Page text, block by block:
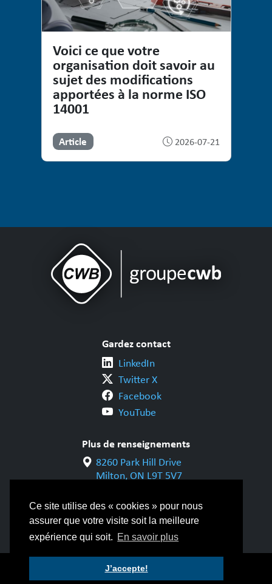
Ce site utilise des « cookies » pour nous
assurer que votre visite soit la meilleure
expérience qui soit. En savoir plus
J’accepte!
Voici ce que votre
organisation doit savoir au
sujet des modifications
apportées à la norme ISO
14001
Article 2026-07-21
Gardez contact
LinkedIn
Twitter X
Facebook
YouTube
Plus de renseignements
8260 Park Hill Drive
Milton, ON L9T 5V7
905-542-1318
info@cwbgroup.org
© Copyright 2026 Groupe CWB |
confidentialité|Modalités d’utilisation|